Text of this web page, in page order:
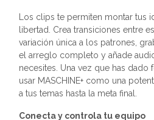
Los clips te permiten montar tus
libertad. Crea transiciones entre
variación única a los patrones,
el arreglo completo y añade
necesites. Una vez que has dado
usar MASCHINE+ como una
a tus temas hasta la meta final.
Conecta y controla tu equipo